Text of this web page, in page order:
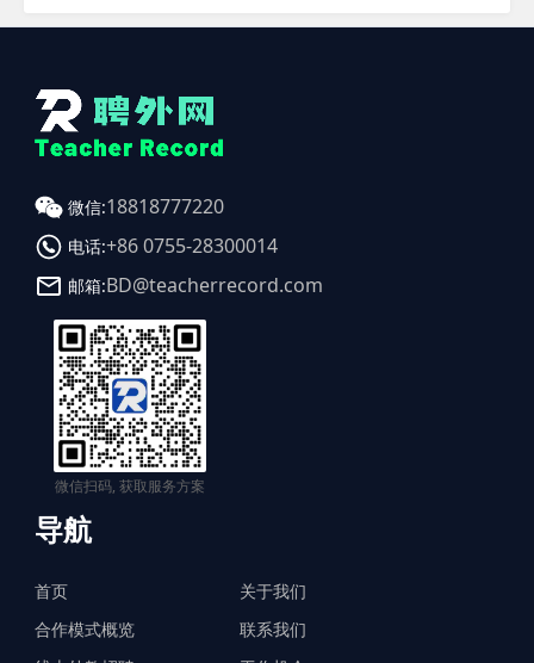
微信:18818777220
电话:+86 0755-28300014
邮箱:BD@teacherrecord.com
微信扫码, 获取服务方案
导航
首页
合作模式概览
关于我们
联系我们